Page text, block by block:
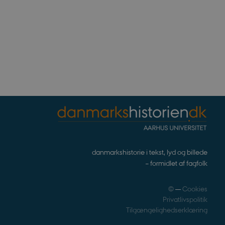
danmarkshistorie i tekst, lyd og billede
– formidlet af fagfolk
©—Cookies
Privatlivspolitik
Tilgængelighedserklæring
Dette ser ud til
opdatere en unik værdi
på andre websteder.